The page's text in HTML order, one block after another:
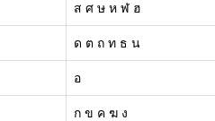
ส ศ ษ ห ฬ ฮ
ด ต ถ ท ธ น
อ
ก ข ค ฆ ง